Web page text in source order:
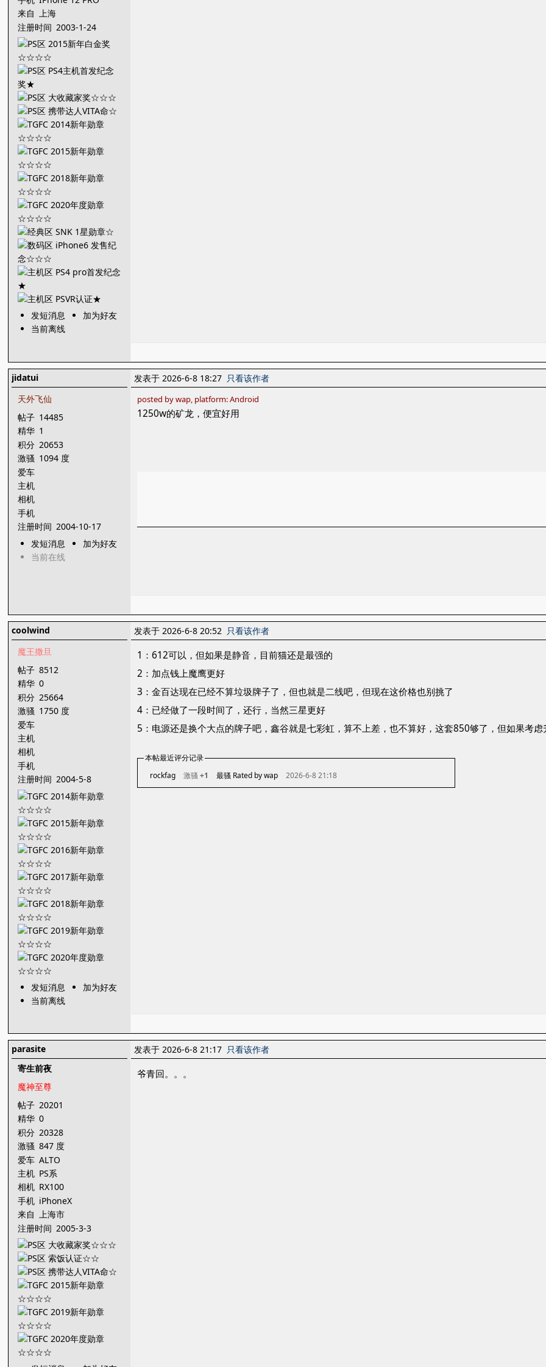
来自 上海
注册时间 2003-1-24
发短消息
加为好友
当前离线
jidatui
天外飞仙
帖子 14485
精华 1
积分 20653
激骚 1094 度
爱车
主机
相机
手机
注册时间 2004-10-17
发短消息
加为好友
当前在线
发表于 2026-6-8 18:27 只看该作者
posted by wap, platform: Android
1250w的矿龙，便宜好用
coolwind
魔王撒旦
帖子 8512
精华 0
积分 25664
激骚 1750 度
爱车
主机
相机
手机
注册时间 2004-5-8
发短消息
加为好友
当前离线
发表于 2026-6-8 20:52 只看该作者
1：612可以，但如果是静音，目前猫还是最强的
2：加点钱上魔鹰更好
3：金百达现在已经不算垃圾牌子了，但也就是二线吧，但现在这价格也别挑了
4：已经做了一段时间了，还行，当然三星更好
5：电源还是换个大点的牌子吧，鑫谷就是七彩虹，算不上差，也不算好，这套850够了，但如果考
本帖最近评分记录
rockfag
激骚+1 最骚 Rated by wap 2026-6-8 21:18
parasite
寄生前夜
魔神至尊
帖子 20201
精华 0
积分 20328
激骚 847 度
爱车 ALTO
主机 PS系
相机 RX100
手机 iPhoneX
来自 上海市
注册时间 2005-3-3
发表于 2026-6-8 21:17 只看该作者
爷青回。。。